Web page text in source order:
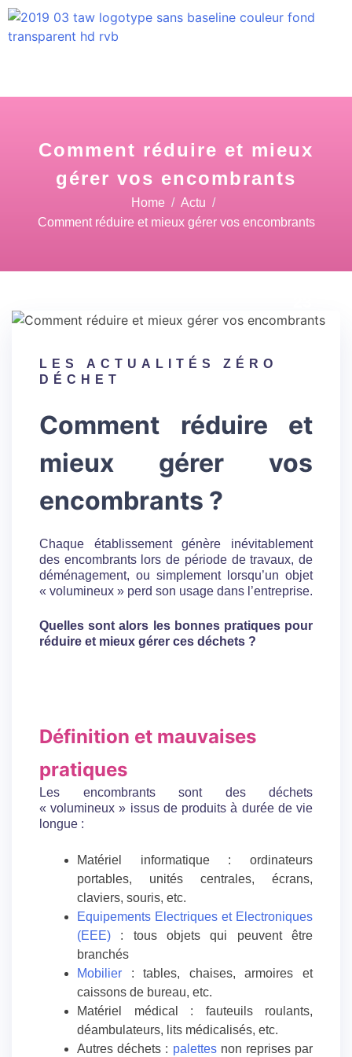
Comment réduire et mieux
gérer vos encombrants
Home
Actu
Comment réduire et mieux gérer vos encombrants
LES
ACTUALITÉS ZÉRO
DÉCHET
Comment réduire et
mieux gérer vos
encombrants ?
Chaque établissement génère inévitablement
des encombrants lors de période de travaux, de
déménagement, ou simplement lorsqu’un objet
« volumineux » perd son usage dans l’entreprise.
Quelles sont alors les bonnes pratiques pour
réduire et mieux gérer ces déchets ?
Définition et mauvaises
pratiques
Les encombrants sont des déchets
« volumineux » issus de produits à durée de vie
longue :
Matériel informatique : ordinateurs
portables, unités centrales, écrans,
claviers, souris, etc.
Equipements Electriques et Electroniques
(EEE) : tous objets qui peuvent être
branchés
Mobilier : tables, chaises, armoires et
caissons de bureau, etc.
Matériel médical : fauteuils roulants,
déambulateurs, lits médicalisés, etc.
Autres déchets : palettesnon reprises par